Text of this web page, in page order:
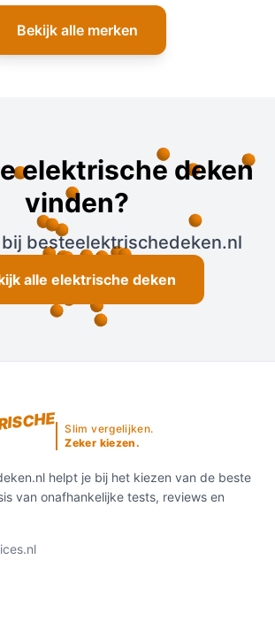
Bekijk alle merken
elektrische deken
vinden?
bij besteelektrischedeken.nl
alle elektrische deken
Slim vergelijken.
Zeker kiezen.
helpt je bij het kiezen van de beste
van onafhankelijke tests, reviews en